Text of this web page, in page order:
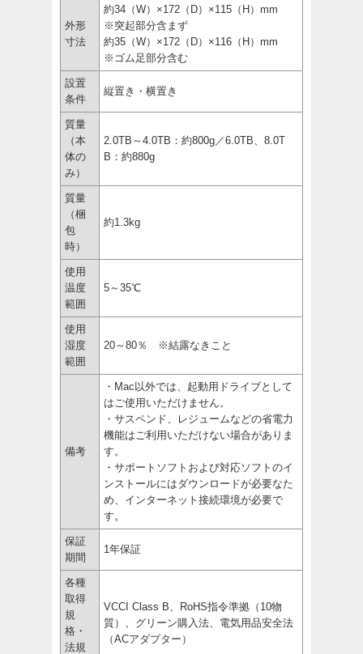
外形
寸法
約34（W）×172（D）×115（H）mm
※突起部分含まず
約35（W）×172（D）×116（H）mm
※ゴム足部分含む
設置
条件
縦置き・横置き
質量
（本
体の
み）
2.0TB～4.0TB：約800g／6.0TB、8.0T
B：約880g
質量
（梱
包
時）
約1.3kg
使用
温度
範囲
5～35℃
使用
湿度
範囲
20～80％ ※結露なきこと
備考
・Mac以外では、起動用ドライブとして
はご使用いただけません。
・サスペンド、レジュームなどの省電力
機能はご利用いただけない場合がありま
す。
・サポートソフトおよび対応ソフトのイ
ンストールにはダウンロードが必要なた
め、インターネット接続環境が必要で
す。
保証
期間
1年保証
各種
取得
規
格・
法規
VCCI Class B、RoHS指令準拠（10物
質）、グリーン購入法、電気用品安全法
（ACアダプター）